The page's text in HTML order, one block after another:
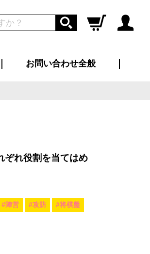
ログイン
お問い合わせ全般
ぞれ役割を当てはめ
#陣営 #攻防 #将棋盤